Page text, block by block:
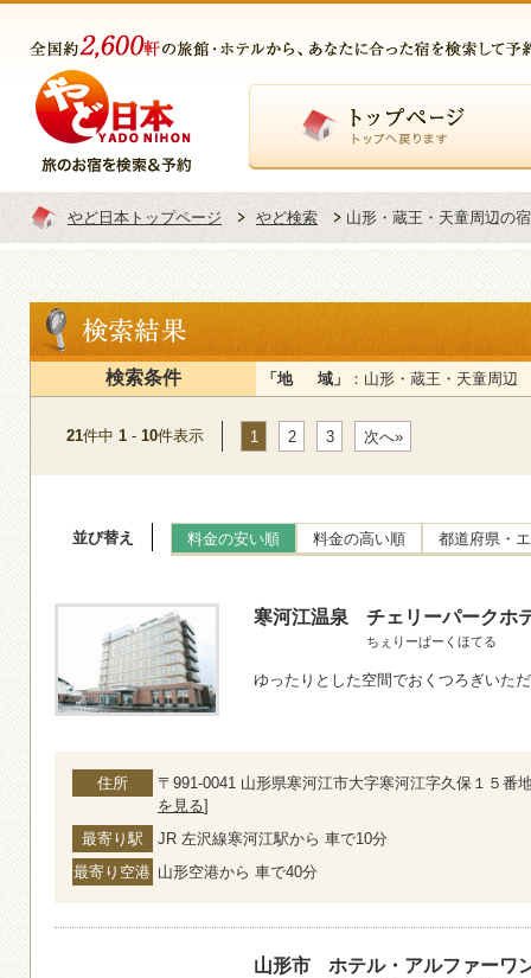
やど日本トップページ やど検索 山形・蔵王・天童周辺の
検索条件 「地 域」 ：山形・蔵王・天童周辺
21件中 1 - 10件表示 1 2 3 次へ»
並び替え 料金の安い順 料金の高い順 都道府県・
寒河江温泉 チェリーパークホ
ちぇりーぱーくほてる
ゆったりとした空間でおくつろぎいた
住所
〒991-0041 山形県寒河江市大字寒河江字久保１５番
を見る]
最寄り駅
JR 左沢線寒河江駅から 車で10分
最寄り空港 山形空港から 車で40分
山形市 ホテル・アルファーワ